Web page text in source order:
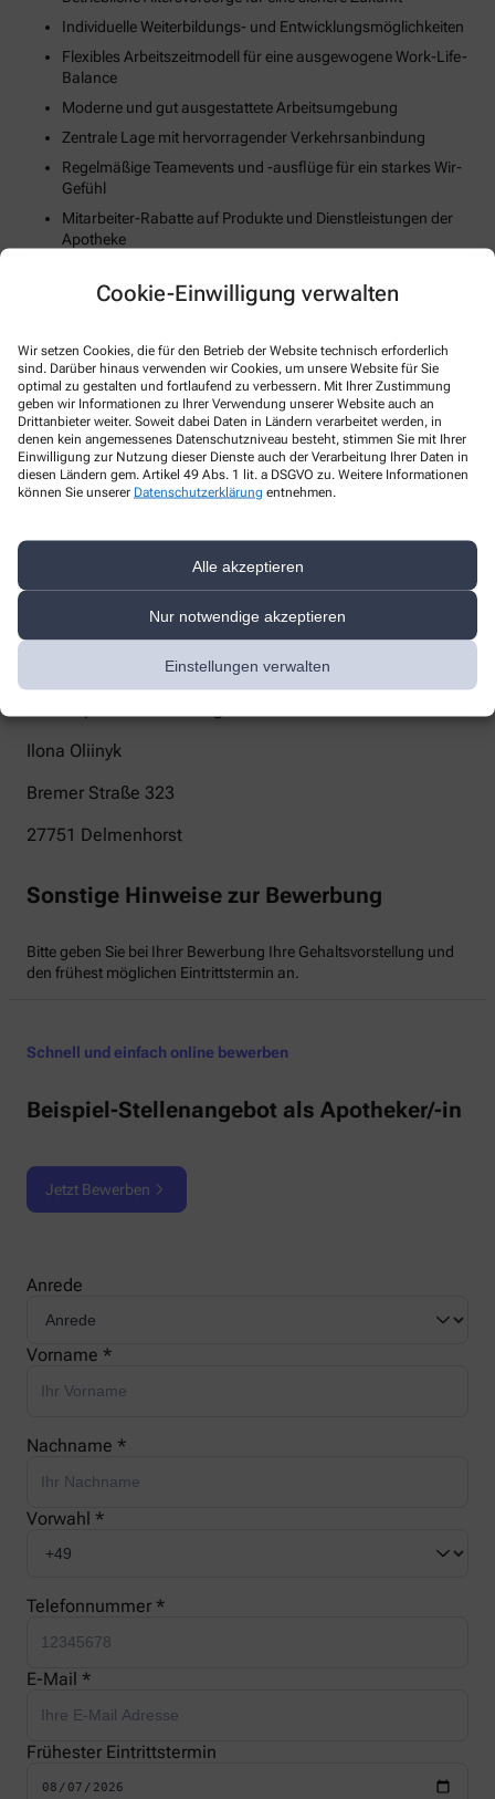
Cookie-Einwilligung verwalten
Wir setzen Cookies, die für den Betrieb der Website technisch erforderlich
sind. Darüber hinaus verwenden wir Cookies, um unsere Website für Sie
optimal zu gestalten und fortlaufend zu verbessern. Mit Ihrer Zustimmung
geben wir Informationen zu Ihrer Verwendung unserer Website auch an
Drittanbieter weiter. Soweit dabei Daten in Ländern verarbeitet werden, in
denen kein angemessenes Datenschutzniveau besteht, stimmen Sie mit Ihrer
Einwilligung zur Nutzung dieser Dienste auch der Verarbeitung Ihrer Daten in
diesen Ländern gem. Artikel 49 Abs. 1 lit. a DSGVO zu. Weitere Informationen
können Sie unserer Datenschutzerklärung entnehmen.
Alle akzeptieren
Nur notwendige akzeptieren
Einstellungen verwalten
Individuelle Weiterbildungs- und Entwicklungsmöglichkeiten
Flexibles Arbeitszeitmodell für eine ausgewogene Work-Life-
Balance
Moderne und gut ausgestattete Arbeitsumgebung
Zentrale Lage mit hervorragender Verkehrsanbindung
Regelmäßige Teamevents und -ausflüge für ein starkes Wir-
Gefühl
Mitarbeiter-Rabatte auf Produkte und Dienstleistungen der
Apotheke
(falls zutreffend)
Gesundheits- und Fitnessangebote zur Stärkung des
körperlichen Wohlbefindens
So können Sie sich bewerben
E-Mail
+49-4221/ 8 00 56 63
Ilona Oliinyk
Bremer Straße 323
27751 Delmenhorst
Sonstige Hinweise zur Bewerbung
Bitte geben Sie bei Ihrer Bewerbung Ihre Gehaltsvorstellung und
den frühest möglichen Eintrittstermin an.
Schnell und einfach online bewerben
Beispiel-Stellenangebot als Apotheker/-in
Jetzt Bewerben
Anrede
Vorname *
Nachname *
Vorwahl *
Telefonnummer *
E-Mail *
Frühester Eintrittstermin